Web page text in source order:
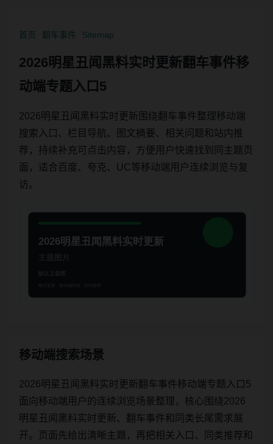
首页 翻车事件 Sitemap
2026明星丑闻黑料实时更新翻车事件移
动端专题入口5
2026明星丑闻黑料实时更新围绕翻车事件整理移动端
搜索入口、栏目导航、图文摘要、相关问题和站内推
荐，持续补充可点击内容，方便用户快速找到同主题页
面，适合百度、夸克、UC等移动端用户连续浏览与复
访。
移动端搜索场景
2026明星丑闻黑料实时更新翻车事件移动端专题入口5
面向移动端用户的连续浏览场景整理，核心围绕2026
明星丑闻黑料实时更新、翻车事件和同类长尾需求展
开。页面先给出清晰主题，再把相关入口、同类推荐和